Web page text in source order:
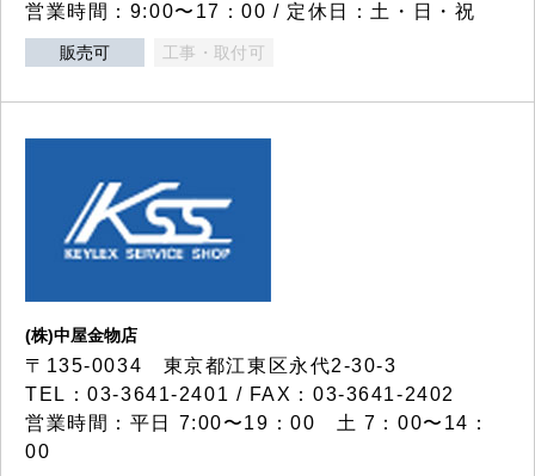
営業時間：9:00〜17：00 / 定休日：土・日・祝
販売可 工事・取付可
(株)中屋金物店
〒135-0034 東京都江東区永代2-30-3
TEL：03-3641-2401 / FAX：03-3641-2402
営業時間：平日 7:00〜19：00 土 7：00〜14：
00